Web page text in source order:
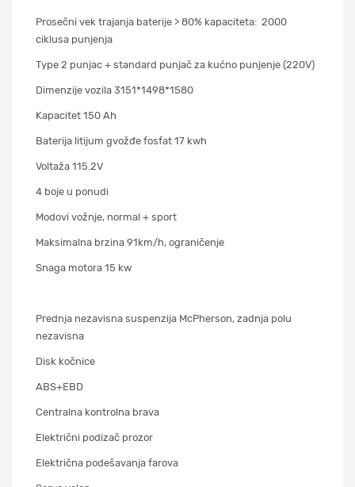
Prosečni vek trajanja baterije > 80% kapaciteta: 2000
ciklusa punjenja
Type 2 punjac + standard punjač za kućno punjenje (220V)
Dimenzije vozila 3151*1498*1580
Kapacitet 150 Ah
Baterija litijum gvožđe fosfat 17 kwh
Voltaža 115.2V
4 boje u ponudi
Modovi vožnje, normal + sport
Maksimalna brzina 91km/h, ograničenje
Snaga motora 15 kw
Prednja nezavisna suspenzija McPherson, zadnja polu
nezavisna
Disk kočnice
ABS+EBD
Centralna kontrolna brava
Električni podizač prozor
Električna podešavanja farova